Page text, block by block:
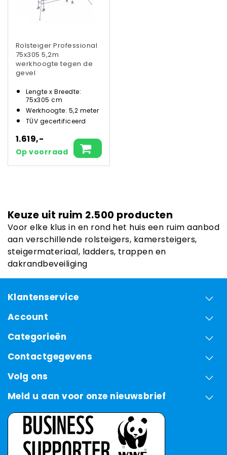
Rolsteiger Professional
75x305 5,2m
werkhoogte tegen de
gevel
Lengte x Breedte:
75x305 cm
Werkhoogte: 5,2 meter
TÜV gecertificeerd
1.619,-
Op voorraad
Keuze uit ruim 2.500 producten
Voor elke klus in en rond het huis een ruim aanbod
aan verschillende rolsteigers, kamersteigers,
steigermateriaal, ladders, trappen en
dakrandbeveiliging
Klantenservice
Account
Categorieën
Contactgegevens
Volg ons
Meld u aan voor onze nieuwsbrief